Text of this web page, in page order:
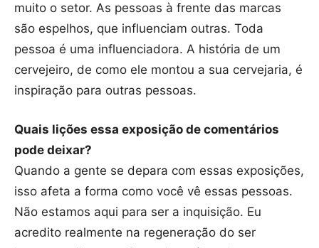
muito o setor. As pessoas à frente das marcas
são espelhos, que influenciam outras. Toda
pessoa é uma influenciadora. A história de um
cervejeiro, de como ele montou a sua cervejaria, é
inspiração para outras pessoas.
Quais lições essa exposição de comentários
pode deixar?
Quando a gente se depara com essas exposições,
isso afeta a forma como você vê essas pessoas.
Não estamos aqui para ser a inquisição. Eu
acredito realmente na regeneração do ser